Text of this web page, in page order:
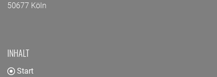
50677 Köln
INHALT
Start